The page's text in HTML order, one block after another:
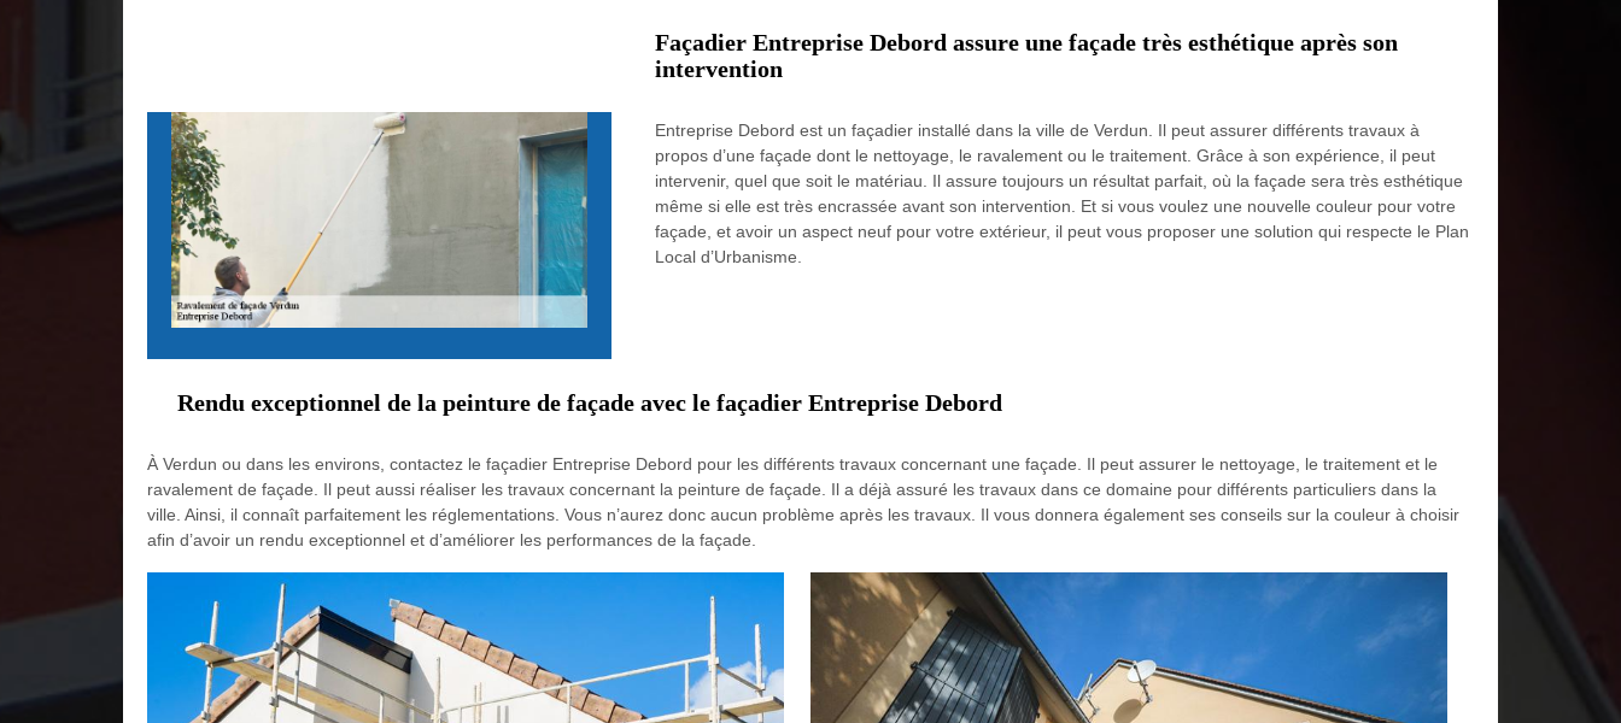
Façadier Entreprise Debord assure une façade très esthétique après son
intervention
Entreprise Debord est un façadier installé dans la ville de Verdun. Il peut assurer différents travaux à
propos d’une façade dont le nettoyage, le ravalement ou le traitement. Grâce à son expérience, il peut
intervenir, quel que soit le matériau. Il assure toujours un résultat parfait, où la façade sera très esthétique
même si elle est très encrassée avant son intervention. Et si vous voulez une nouvelle couleur pour votre
façade, et avoir un aspect neuf pour votre extérieur, il peut vous proposer une solution qui respecte le Plan
Local d’Urbanisme.
Rendu exceptionnel de la peinture de façade avec le façadier Entreprise Debord
À Verdun ou dans les environs, contactez le façadier Entreprise Debord pour les différents travaux concernant une façade. Il peut assurer le nettoyage, le traitement et le
ravalement de façade. Il peut aussi réaliser les travaux concernant la peinture de façade. Il a déjà assuré les travaux dans ce domaine pour différents particuliers dans la
ville. Ainsi, il connaît parfaitement les réglementations. Vous n’aurez donc aucun problème après les travaux. Il vous donnera également ses conseils sur la couleur à choisir
afin d’avoir un rendu exceptionnel et d’améliorer les performances de la façade.